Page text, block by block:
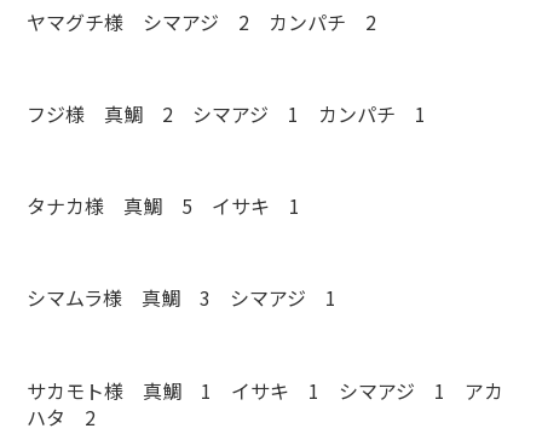
ヤマグチ様 シマアジ 2 カンパチ 2
フジ様 真鯛 2 シマアジ 1 カンパチ 1
タナカ様 真鯛 5 イサキ 1
シマムラ様 真鯛 3 シマアジ 1
サカモト様 真鯛 1 イサキ 1 シマアジ 1 アカ
ハタ 2